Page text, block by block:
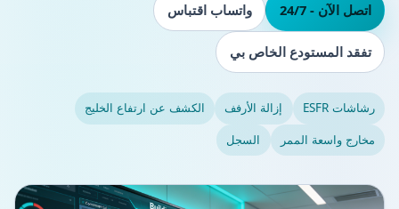
اتصل الآن - 24/7 واتساب اقتباس
تفقد المستودع الخاص بي
رشاشات ESFR إزالة الأرفف
الكشف عن ارتفاع الخليج
مخارج واسعة الممر
السجل